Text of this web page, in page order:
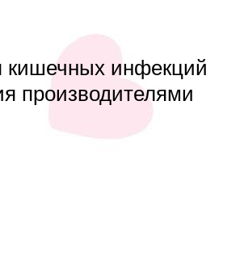
кишечных инфекций
производителями